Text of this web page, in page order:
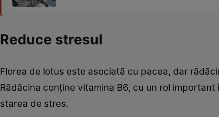
Reduce stresul
Florea de lotus este asociată cu pacea, dar
Rădăcina conţine vitamina B6, cu un rol
starea de stres.